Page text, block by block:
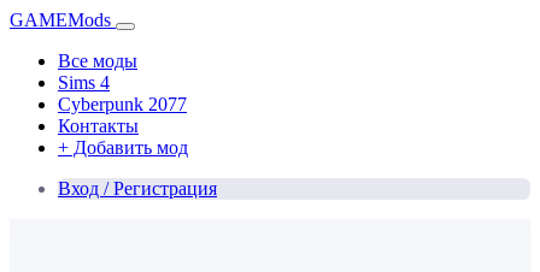
GAMEMods
Все моды
Sims 4
Cyberpunk 2077
Контакты
+ Добавить мод
Вход / Регистрация